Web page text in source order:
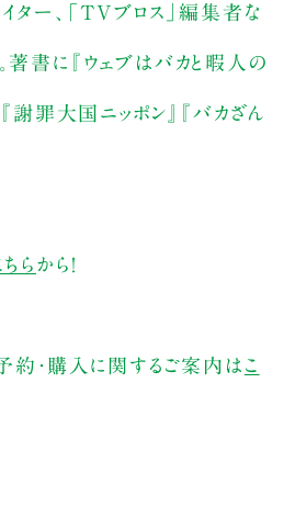
ター、「TVブロス」編集者な
著書に『ウェブはバカと暇人の
『謝罪大国ニッポン』『バカざん
ちら から！
約・購入に関するご案内は こ